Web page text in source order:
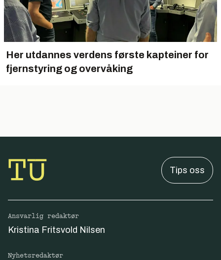
Her utdannes verdens første kapteiner for
fjernstyring og overvåking
Tips oss
Ansvarlig redaktør
Kristina Fritsvold Nilsen
Nyhetsredaktør